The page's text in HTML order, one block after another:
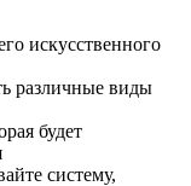
искусственного
различные виды
будет
систему,